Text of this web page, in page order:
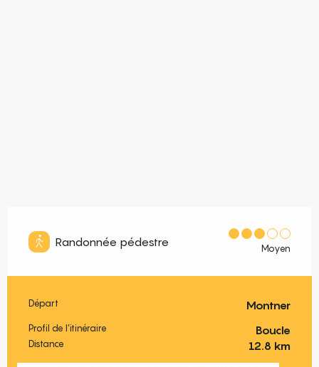
Randonnée pédestre Moyen
Informations pratiques
Départ Montner
Profil de l’itinéraire Boucle
Distance 12.8 km